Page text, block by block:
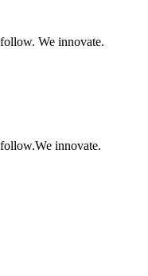
We innovate.
innovate.